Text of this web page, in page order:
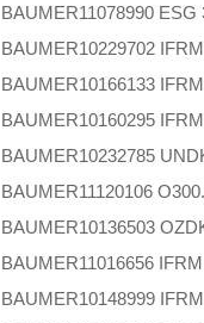
BAUMER11078990
BAUMER10229702
BAUMER10166133
BAUMER10160295
BAUMER10232785
BAUMER11120106
BAUMER10136503
BAUMER11016656
BAUMER10148999